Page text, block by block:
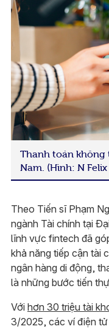
Thanh toán không
Nam. (Hình: N
Theo Tiến sĩ Phạm
ngành Tài chính tại
lĩnh vực fintech đã
khả năng tiếp cận tài
ngân hàng di động,
là những bước tiến
Với hơn 30 triệu tài
3/2025, các ví điện